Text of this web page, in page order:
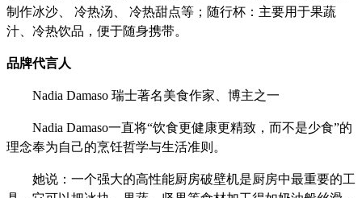
制作冰沙、 冷热汤、 冷热甜点等；随行杯：主要用于果蔬
汁、冷热饮品，便于随身携带。
品牌代言人
Nadia Damaso 瑞士著名美食作家、博主之一
Nadia Damaso一直将“饮食更健康更精致，而不是少食”的
理念奉为自己的烹饪哲学与生活准则。
她说：一个强大的高性能厨房破壁机是厨房中最重要的工